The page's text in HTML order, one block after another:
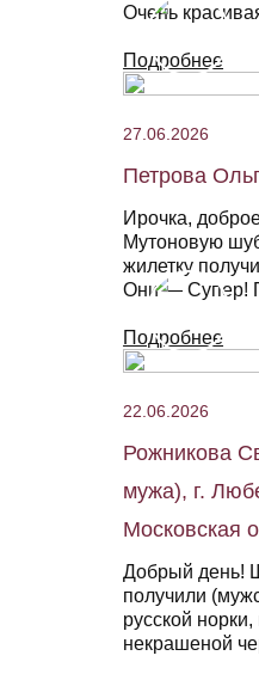
Очень
Подробнее
27.06.2026
Петрова
Ирочка,
Мутоновую
жилетку
Они — Супер!
Подробнее
22.06.2026
Рожникова
мужа), г.
Московская
Добрый день!
получили
русской
некрашеной